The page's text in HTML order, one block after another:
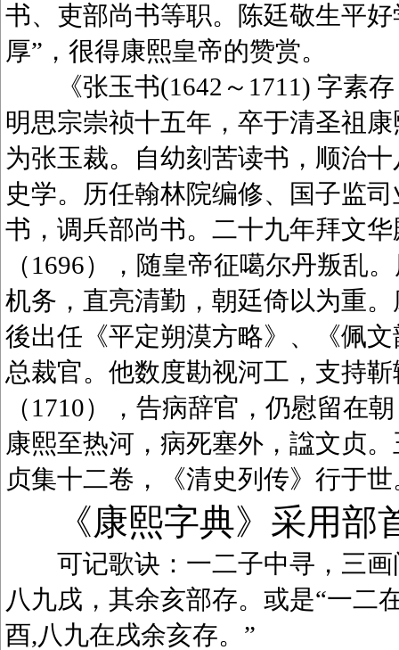
书、吏部尚书等职。陈廷敬生平
厚”，很得康熙皇帝的赞赏。
《张玉书(1642～1711) 字素存
明思宗崇祯十五年，卒于清圣祖
为张玉裁。自幼刻苦读书，顺治
史学。历任翰林院编修、国子监
书，调兵部尚书。二十九年拜文
（1696），随皇帝征噶尔丹叛乱
机务，直亮清勤，朝廷倚以为重
後出任《平定朔漠方略》、《佩
总裁官。他数度勘视河工，支持
（1710），告病辞官，仍慰留在
康熙至热河，病死塞外，諡文贞
贞集十二卷，《清史列传》行于世
《康熙字典》采用
可记歌诀：一二子中寻，三画
八九戌，其余亥部存。或是“一二
酉,八九在戌余亥存。”